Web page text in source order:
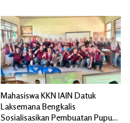
Mahasiswa KKN IAIN Datuk
Laksemana Bengkalis
Sosialisasikan Pembuatan Pupuk